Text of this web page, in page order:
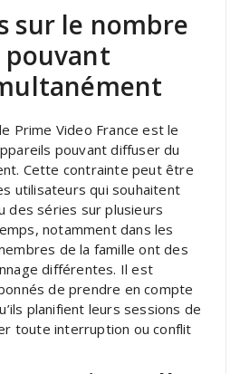
sur le nombre
pouvant
Prime Video France est le
pouvant diffuser du
Cette contrainte peut être
utilisateurs qui souhaitent
des séries sur plusieurs
notamment dans les
de la famille ont des
différentes. Il est
de prendre en compte
planifient leurs sessions de
toute interruption ou conflit